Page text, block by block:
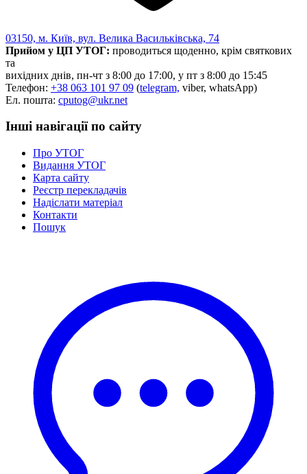
Статут УТОГ
Нормативна база УТОГ
Законодавство
Декларації
Документи ВФГ
03150, м. Київ, вул. Велика Васильківська, 74
Прийом у ЦП УТОГ: проводиться щоденно, крім святкових
та
вихідних днів, пн-чт з 8:00 до 17:00, у пт з 8:00 до 15:45
Телефон: +38 063 101 97 09 (telegram, viber, whatsApp)
Ел. пошта: cputog@ukr.net
Інші навігації по сайту
Про УТОГ
Видання УТОГ
Карта сайту
Реєстр перекладачів
Надіслати матеріал
Контакти
Пошук